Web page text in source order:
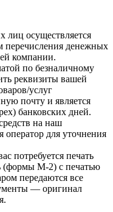
лиц осуществляется
перечисления денежных
компании.
по безналичному
реквизиты вашей
услуг
почту и является
банковских дней.
на наш
оператор для уточнения
потребуется печать
(формы М-2) с печатью
передаются все
— оригинал